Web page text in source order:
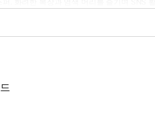
인찍고 혐오하던 가이드. 예쁜 외모와 달리